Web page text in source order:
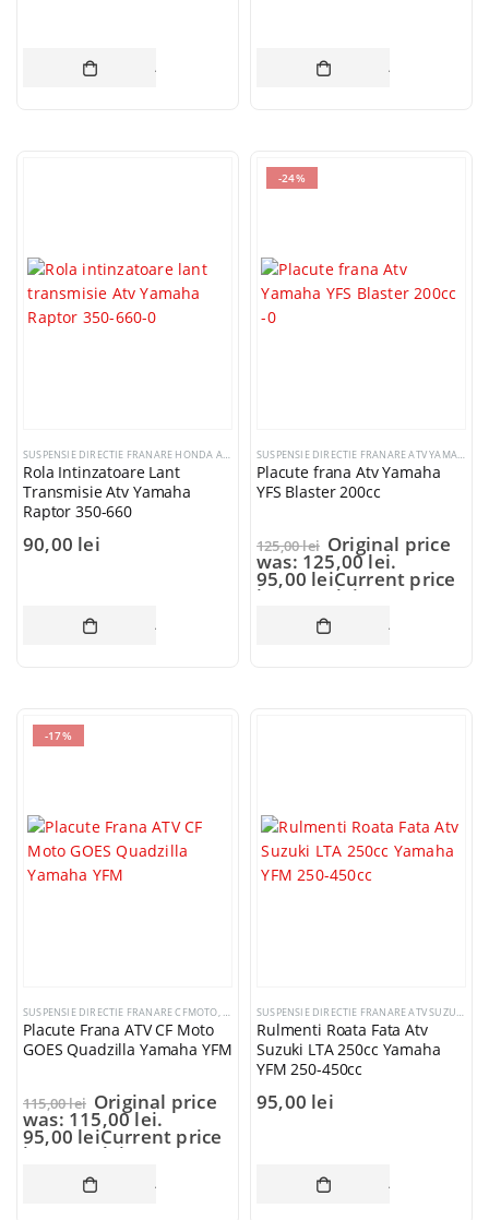
ADAUGĂ ÎN COȘ ADAUGĂ ÎN COȘ
SUSPENSIE DIRECTIE FRANARE HONDA ATV SUSPENSIE DIRECTIE FRANARE ATV YAMAHA
Rola Intinzatoare Lant
Transmisie Atv Yamaha
Raptor 350-660
90,00 lei
ADAUGĂ ÎN COȘ
-24%
SUSPENSIE DIRECTIE FRANARE ATV YAMAHA
Placute frana Atv Yamaha
YFS Blaster 200cc
125,00lei Original price
was: 125,00 lei.
95,00 leiCurrent price
is: 95,00 lei.
ADAUGĂ ÎN COȘ
-17%
SUSPENSIE DIRECTIE FRANARE CFMOTO,SUSPENSIE DIRECTIE FRANARE ATV YAMAHA
Placute Frana ATV CF Moto
GOES Quadzilla Yamaha YFM
115,00lei Original price
was: 115,00 lei.
95,00 leiCurrent price
is: 95,00 lei.
ADAUGĂ ÎN COȘ
SUSPENSIE DIRECTIE FRANARE ATV SUZUKI
Rulmenti Roata Fata Atv
Suzuki LTA 250cc Yamaha
YFM 250-450cc
95,00 lei
ADAUGĂ ÎN COȘ